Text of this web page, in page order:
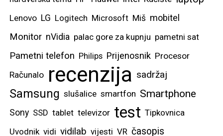
Lenovo LG Logitech Microsoft Miš mobitel
Monitor nVidia palac gore za kupnju pametni sat
Pametni telefon Philips Prijenosnik Procesor
Računalo recenzija sadržaj
Samsung slušalice smartfon Smartphone
Sony SSD tablet televizor test Tipkovnica
Uvodnik vidi vidilab vijesti VR časopis